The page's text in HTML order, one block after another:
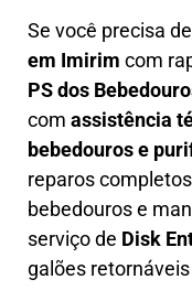
Se você precisa de
em Imirim com
PS dos
com assistência
bebedouros e
reparos
bebedouros e
serviço de Disk
galões